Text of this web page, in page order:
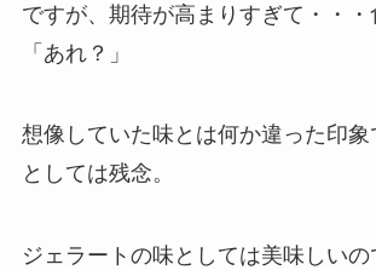
ですが、期待が高まりすぎて・・・
「あれ？」
想像していた味とは何か違った印
としては残念。
ジェラートの味としては美味しいの